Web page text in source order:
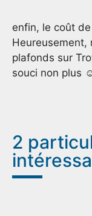
enfin, le coût
Heureusement,
plafonds sur
souci non plus
2